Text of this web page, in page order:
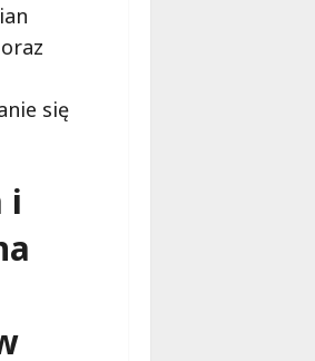
się
i